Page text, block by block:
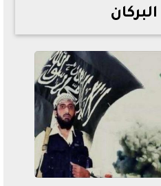
الأرجنتين قبل مواجهة مصر
وخروجه من المستشفى |
اليوم الإثنين 6 - 7 - 2026